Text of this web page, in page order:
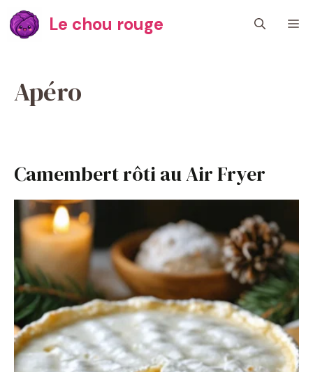
Aller
au
contenu
Le chou rouge
Apéro
Camembert rôti au Air Fryer